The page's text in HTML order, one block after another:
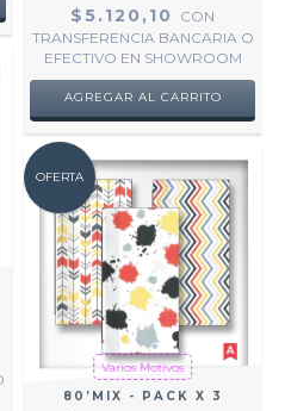
$5.120,10
CON
TRANSFERENCIA BANCARIA O
EFECTIVO EN SHOWROOM
AGREGAR AL CARRITO
OFERTA
Varios Motivos
80’MIX - PACK X 3